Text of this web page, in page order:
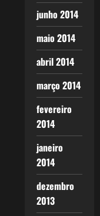
junho 2014
maio 2014
abril 2014
março 2014
fevereiro
2014
janeiro
2014
dezembro
2013